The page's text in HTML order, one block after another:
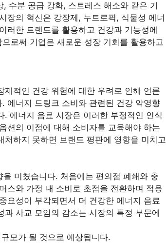
수분 공급 강화, 스트레스 해소와 같은 기
장의 혁신은 강장제, 누트로픽, 식물성 에너
러한 트렌드를 활용하고 건강과 기능성에
로써 기업은 새로운 성장 기회를 활용하고
적인 건강 위험에 대한 우려로 인해 언론
에너지 드링크 소비와 관련된 건강 악영향
에너지 음료 시장은 이러한 부정적인 인식
션의 이점에 대해 소비자를 교육해야 하는
하지 못하면 브랜드 평판에 영향을 미치고
미쳤습니다. 처음에는 편의점 폐쇄와 충
스와 가정 내 소비로 초점을 전환하며 적응
요성이 부각되면서 더 건강한 에너지 음료
사교 모임의 감소는 시장의 특정 부문에
모가 될 것으로 예상됩니다.